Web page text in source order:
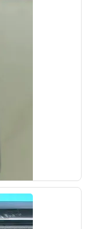
Hyundai